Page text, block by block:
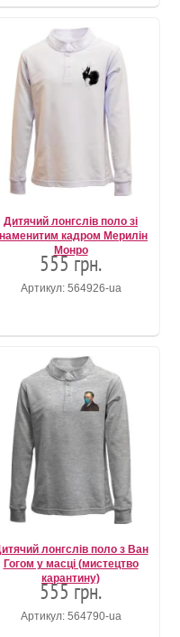
Дитячий лонгслів поло зі
кадром Мерилін
Монро
555 грн.
Артикул: 564926-ua
лонгслів поло з Ван
Гогом у масці (мистецтво
карантину)
555 грн.
Артикул: 564790-ua